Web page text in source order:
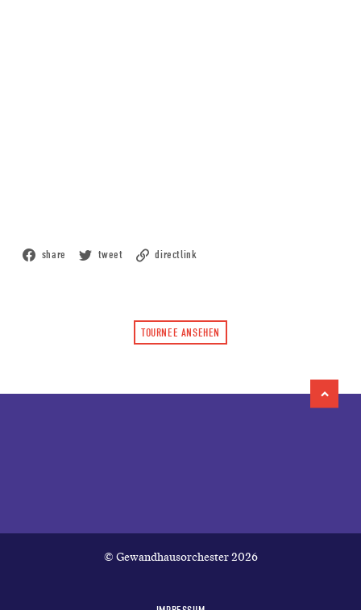
share tweet directlink
TOURNEE ANSEHEN
© Gewandhausorchester 2026